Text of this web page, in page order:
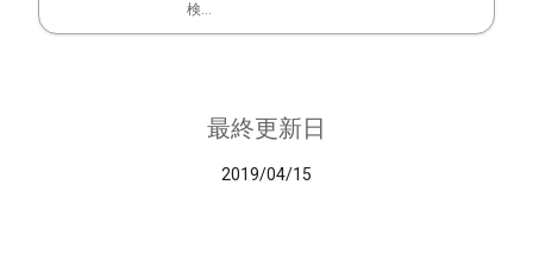
検...
最終更新日
2019/04/15